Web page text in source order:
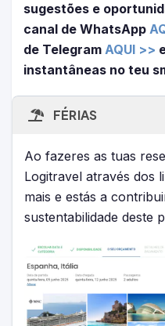
sugestões e
canal de WhatsApp
de Telegram AQUI >>
instantâneas no teu
FÉRIAS
Ao fazeres as tuas
Logitravel através dos
mais e estás a
sustentabilidade deste